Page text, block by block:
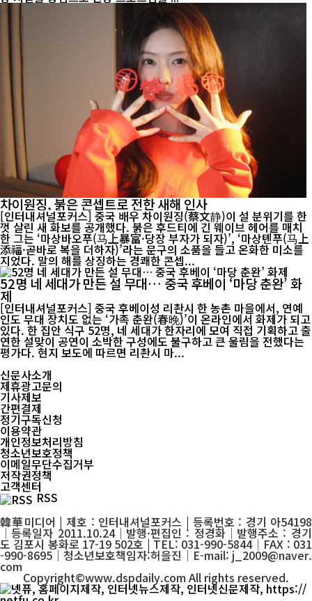
차이원징, 붉은 콘셉트로 전한 새해 인사
[인터내셔널포커스] 중국 배우 차이원징(蔡文静)이 설 분위기를 한
껏 살린 새 화보를 공개했다. 붉은 후드티에 긴 웨이브 헤어를 매치
한 그는 ‘마상바오푸(马上暴富·당장 부자가 되자)’, ‘마상톈푸(马上
添福·곧바로 복을 더하자)’라는 문구의 소품을 들고 온화한 미소를
지었다. 말의 해를 상징하는 경쾌한 콘셉...
52명 네 세대가 만든 설 무대… 중국 후베이 ‘마당 춘완’ 화
제
[인터내셔널포커스] 중국 후베이성 리촨시 한 농촌 마을에서, 연예
인도 무대 장치도 없는 ‘가족 춘완(春晚)’이 온라인에서 화제가 되고
있다. 한 집안 식구 52명, 네 세대가 한자리에 모여 직접 기획하고 출
연한 설맞이 공연이 소박한 구성에도 불구하고 큰 울림을 전했다는
평가다. 현지 보도에 따르면 리촨시 마...
신문사소개
제휴광고문의
기사제보
간편결제
정기구독신청
이용약관
개인정보처리방침
청소년보호정책
이메일무단수집거부
저작권정책
고객센터
RSS
韓華미디어 | 제호 : 인터내셔널포커스 | 등록번호 : 경기 아54198
│등록일자 2011.10.24│발행·편집인 : 정경화│발행주소 : 경기
도 김포시 봉화로 17-19 502호 | TEL: 031-990-5844│FAX : 031
-990-8695│청소년보호책임자:허을진│E-mail: j_2009@naver.
com
Copyright©www.dspdaily.com All rights reserved.